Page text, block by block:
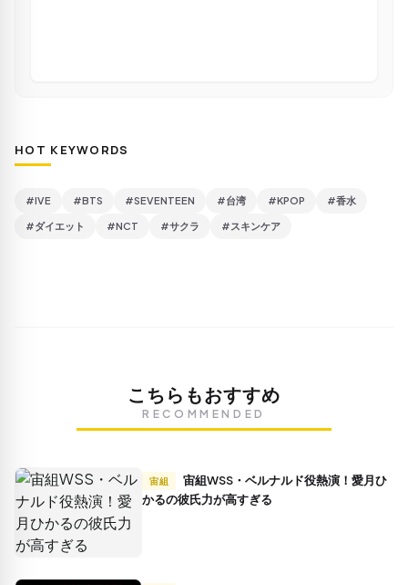
HOT KEYWORDS
#IVE #BTS #SEVENTEEN #台湾 #KPOP #香水
#ダイエット #NCT #サクラ #スキンケア
こちらもおすすめ
RECOMMENDED
宙組
かるの彼氏力が高すぎる